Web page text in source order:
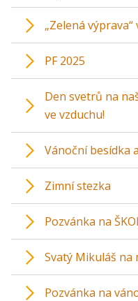
„Zelená výprava“
PF 2025
Den svetrů na
ve vzduchu!
Vánoční besídka
Zimní stezka
Pozvánka na
Svatý Mikuláš na
Pozvánka na